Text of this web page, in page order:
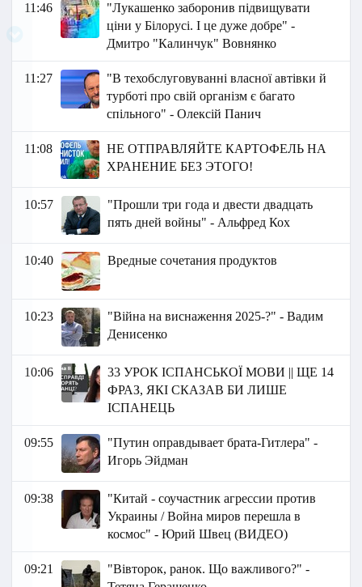
11:46
"Лукашенко заборонив підвищувати
ціни у Білорусі. І це дуже добре" -
Дмитро "Калинчук" Вовнянко
11:27
"В техобслуговуванні власної автівки й
турботі про свій організм є багато
спільного" - Олексій Панич
11:08
НЕ ОТПРАВЛЯЙТЕ КАРТОФЕЛЬ НА
ХРАНЕНИЕ БЕЗ ЭТОГО!
10:57
"Прошли три года и двести двадцать
пять дней войны" - Альфред Кох
10:40 Вредные сочетания продуктов
10:23
"Війна на виснаження 2025-?" - Вадим
Денисенко
10:06
33 УРОК ІСПАНСЬКОЇ МОВИ || ЩЕ 14
ФРАЗ, ЯКІ СКАЗАВ БИ ЛИШЕ
ІСПАНЕЦЬ
09:55
"Путин оправдывает брата-Гитлера" -
Игорь Эйдман
09:38
"Китай - соучастник агрессии против
Украины / Война миров перешла в
космос" - Юрий Швец (ВИДЕО)
09:21
"Вівторок, ранок. Що важливого?" -